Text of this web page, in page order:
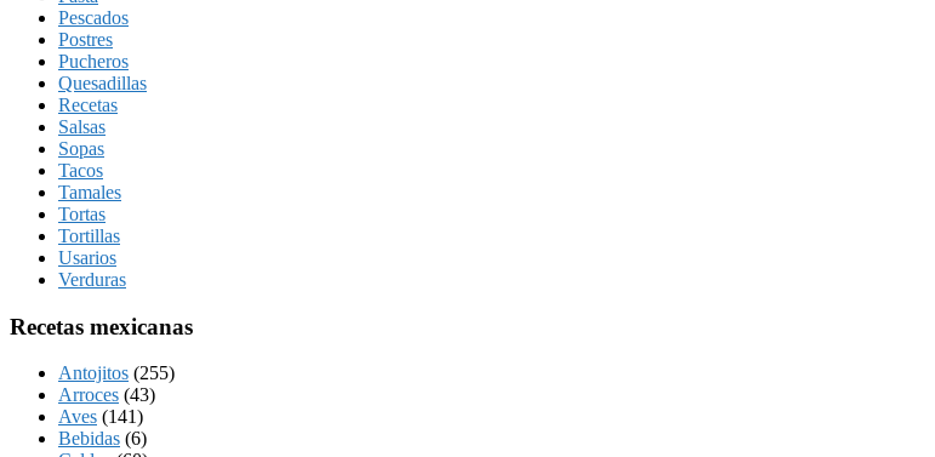
Pescados
Postres
Pucheros
Quesadillas
Recetas
Salsas
Sopas
Tacos
Tamales
Tortas
Tortillas
Usarios
Verduras
Recetas mexicanas
Antojitos (255)
Arroces (43)
Aves (141)
Bebidas (6)